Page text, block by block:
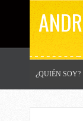
¿QUIÉN SOY?